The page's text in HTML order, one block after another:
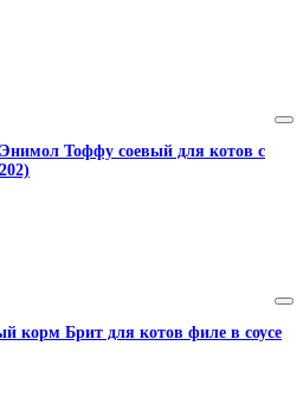
Тоффу соевый для котов с
корм Брит для котов филе в соусе